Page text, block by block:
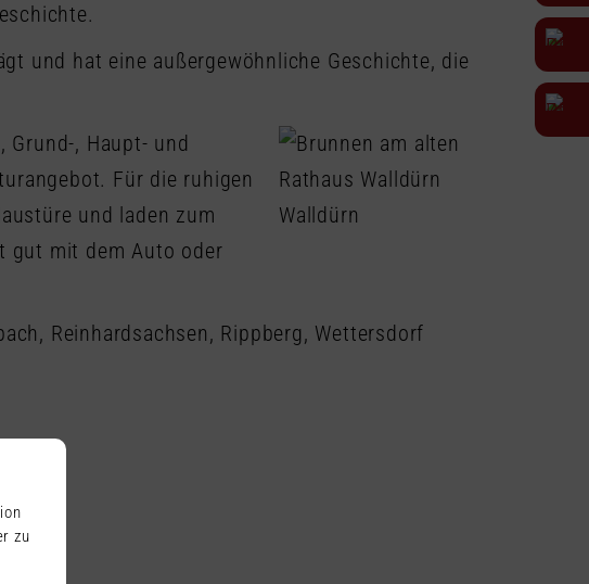
zu
und hat eine außergewöhnliche Geschichte, die
, Haupt- und
Für die ruhigen
und laden zum
gut mit dem Auto oder
Reinhardsachsen, Rippberg, Wettersdorf